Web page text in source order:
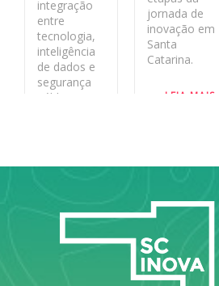
integração
entre
tecnologia,
inteligência
de dados e
segurança
pública no
jornada de
inovação em
Santa
Catarina.
LEIA MAIS